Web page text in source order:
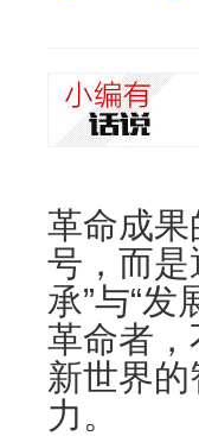
革命成
号，而是
承”与“
革命者
新世界
力。